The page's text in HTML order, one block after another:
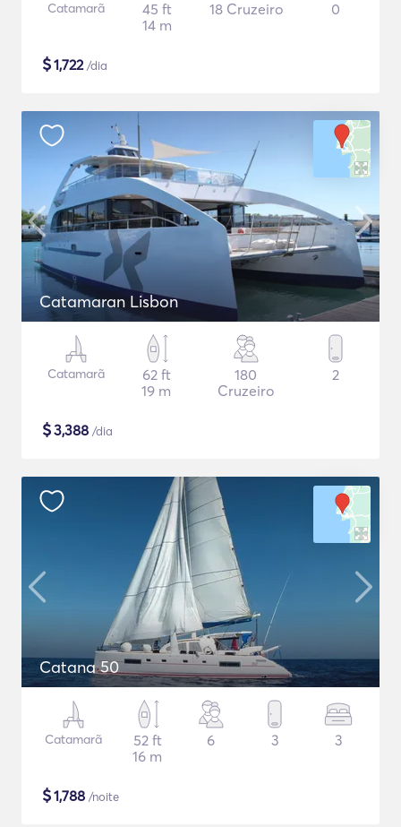
Catamarã
45 ft
14 m
18 Cruzeiro 0
$1,722/dia
Catamaran Lisbon
Catamarã
62 ft
19 m
180
Cruzeiro
2
$3,388 /dia
Catana 50
Catamarã
52 ft
16 m
6 3 3
$1,788 /noite